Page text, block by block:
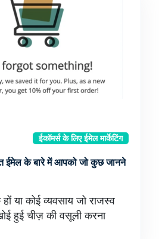
ईकॉमर्स के लिए ईमेल मार्केटिंग
ईमेल के बारे में आपको जो कुछ जानने
या कोई व्यवसाय जो राजस्व
हुई चीज़ की वसूली करना